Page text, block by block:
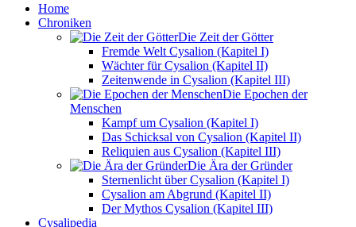
Home
Chroniken
Die Zeit der Götter
Fremde Welt Cysalion (Kapitel I)
Wächter für Cysalion (Kapitel II)
Zeitenwende in Cysalion (Kapitel III)
Die Epochen der
Menschen
Kampf um Cysalion (Kapitel I)
Das Schicksal von Cysalion (Kapitel II)
Reliquien aus Cysalion (Kapitel III)
Die Ära der Gründer
Sternenlicht über Cysalion (Kapitel I)
Cysalion am Abgrund (Kapitel II)
Der Mythos Cysalion (Kapitel III)
Cysalipedia